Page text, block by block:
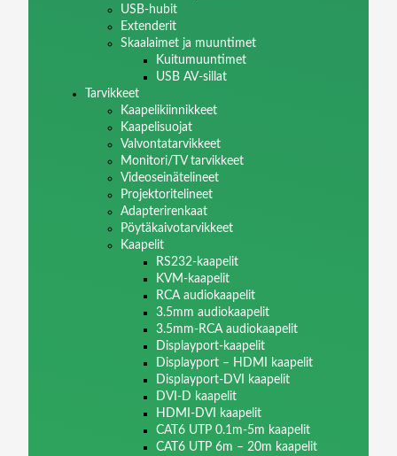
USB-hubit
Extenderit
Skaalaimet ja muuntimet
Kuitumuuntimet
USB AV-sillat
Tarvikkeet
Kaapelikiinnikkeet
Kaapelisuojat
Valvontatarvikkeet
Monitori/TV tarvikkeet
Videoseinätelineet
Projektoritelineet
Adapterirenkaat
Pöytäkaivotarvikkeet
Kaapelit
RS232-kaapelit
KVM-kaapelit
RCA audiokaapelit
3.5mm audiokaapelit
3.5mm-RCA audiokaapelit
Displayport-kaapelit
Displayport – HDMI kaapelit
Displayport-DVI kaapelit
DVI-D kaapelit
HDMI-DVI kaapelit
CAT6 UTP 0.1m-5m kaapelit
CAT6 UTP 6m – 20m kaapelit